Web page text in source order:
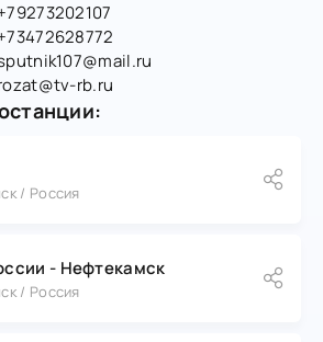
rb.ru
/ Россия
- Нефтекамск
/ Россия